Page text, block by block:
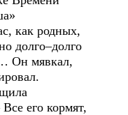
как родных,
долго–долго
Он мявкал,
его кормят,